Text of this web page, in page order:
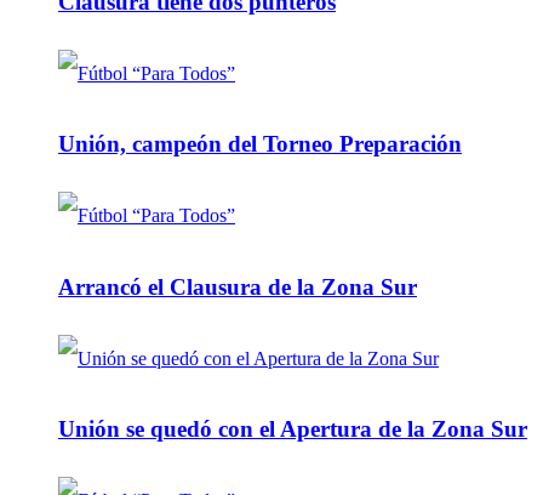
Unión, campeón del Torneo Preparación
Arrancó el Clausura de la Zona Sur
Unión se quedó con el Apertura de la Zona Sur